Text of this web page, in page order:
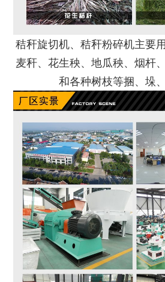
秸秆旋切机、秸秆粉碎机主要
麦秆、花生秧、地瓜秧、烟杆
和各种树枝等捆、垛